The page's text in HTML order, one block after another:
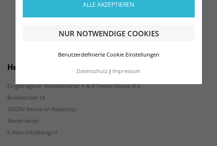
ALLE AKZEPTIEREN
NUR NOTWENDIGE COOKIES
Benutzerdefinierte Cookie Einstellungen
Datenschutz Impressum
Hersteller Informationen
Eingetragener Handelsname: A & R Textile Group B.V.
Braillestraat 14
2652XV Berkel en Rodenrijs
Niederlande
E-Mail: info@artg.nl